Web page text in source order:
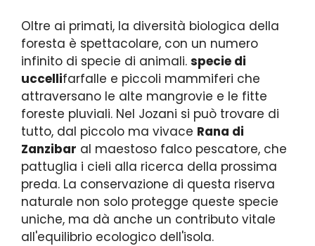
Oltre ai primati, la diversità biologica della
foresta è spettacolare, con un numero
infinito di specie di animali. specie di
uccellifarfalle e piccoli mammiferi che
attraversano le alte mangrovie e le fitte
foreste pluviali. Nel Jozani si può trovare di
tutto, dal piccolo ma vivace Rana di
Zanzibar al maestoso falco pescatore, che
pattuglia i cieli alla ricerca della prossima
preda. La conservazione di questa riserva
naturale non solo protegge queste specie
uniche, ma dà anche un contributo vitale
all'equilibrio ecologico dell'isola.